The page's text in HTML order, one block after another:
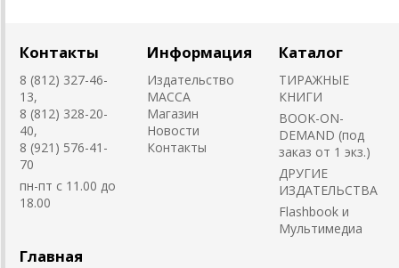
Контакты
8 (812) 327-46-
13,
8 (812) 328-20-
40,
8 (921) 576-41-
70
пн-пт с 11.00 до
18.00
Информация
Издательство
MACCA
Магазин
Новости
Контакты
Каталог
ТИРАЖНЫЕ
КНИГИ
BOOK-ON-
DEMAND (под
заказ от 1 экз.)
ДРУГИЕ
ИЗДАТЕЛЬСТВА
Flashbook и
Мультимедиа
Главная